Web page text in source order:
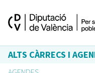
ALTS CÀRRECS I